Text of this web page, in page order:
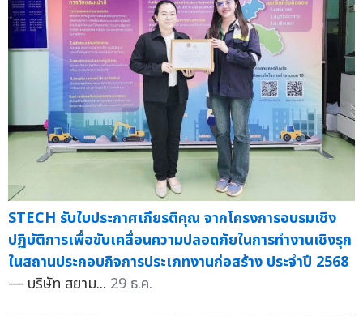
STECH รับใบประกาศเกียรติคุณ จากโครงการอบรมเชิง
ปฏิบัติการเพื่อขับเคลื่อนความปลอดภัยในการทำงานเชิงรุก
ในสถานประกอบกิจการประเภทงานก่อสร้าง ประจำปี 2568
— บริษัท สยาม... 29 ธ.ค.